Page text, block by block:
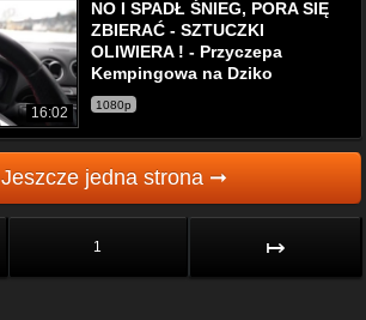
16:02
NO I SPADŁ ŚNIEG, PORA SIĘ
ZBIERAĆ - SZTUCZKI
OLIWIERA ! - Przyczepa
Kempingowa na Dziko
1080p
Jeszcze jedna strona ➞
1 ↦